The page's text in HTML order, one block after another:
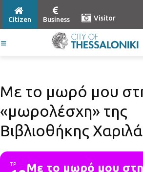
Citizen Business Visitor
Με το μωρό μου
«μωρολέσχη» της
Βιβλιοθήκης
ΤΡ
Με το μωρό μου στη